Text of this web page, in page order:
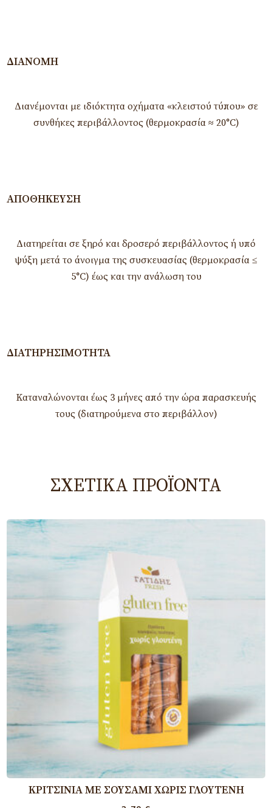
ΔΙΑΝΟΜΉ
Διανέμονται με ιδιόκτητα οχήματα «κλειστού τύπου» σε
συνθήκες περιβάλλοντος (θερμοκρασία ≈ 20°C)
ΑΠΟΘΉΚΕΥΣΗ
Διατηρείται σε ξηρό και δροσερό περιβάλλοντος ή υπό
ψύξη μετά το άνοιγμα της συσκευασίας (θερμοκρασία ≤
5°C) έως και την ανάλωση του
ΔΙΑΤΗΡΗΣΙΜΌΤΗΤΑ
Καταναλώνονται έως 3 μήνες από την ώρα παρασκευής
τους (διατηρούμενα στο περιβάλλον)
ΣΧΕΤΙΚΆ ΠΡΟΪΌΝΤΑ
ΚΡΙΤΣΊΝΙΑ ΜΕ ΣΟΥΣΆΜΙ ΧΩΡΊΣ ΓΛΟΥΤΈΝΗ